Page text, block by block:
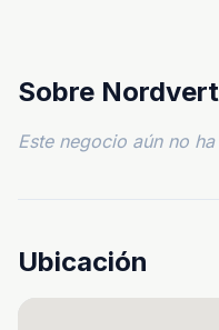
Sobre
Este negocio aún no
Ubicación